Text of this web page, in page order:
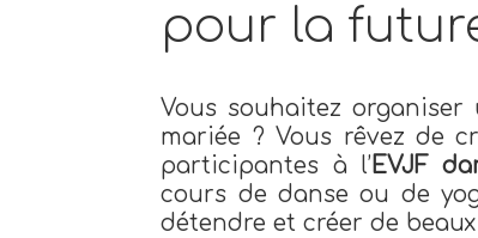
pour la
Vous souhaitez
mariée ? Vous rêvez de
participantes à l’ EVJF
cours de danse ou de
détendre et créer de